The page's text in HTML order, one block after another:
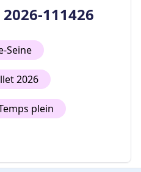
111426
Seine
2026
plein